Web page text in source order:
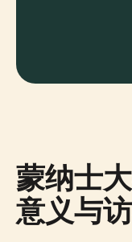
蒙纳士
意义与